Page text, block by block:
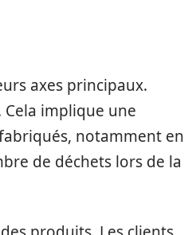
axes principaux.
implique une
notamment en
de déchets lors de la